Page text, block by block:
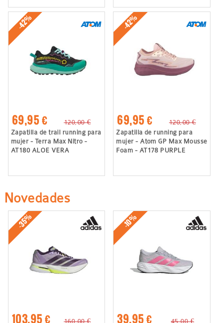
-42%
69,95 €
120,00 €
Zapatilla de trail running para
mujer - Terra Max Nitro -
AT180 ALOE VERA
-42%
69,95 €
120,00 €
Zapatilla de running para
mujer - Atom GP Max Mousse
Foam - AT178 PURPLE
Novedades
-35%
103,95 € 160,00 €
-10%
39,95 € 45,00 €